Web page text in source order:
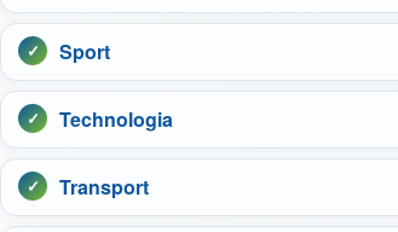
Sport
Technologia
Transport